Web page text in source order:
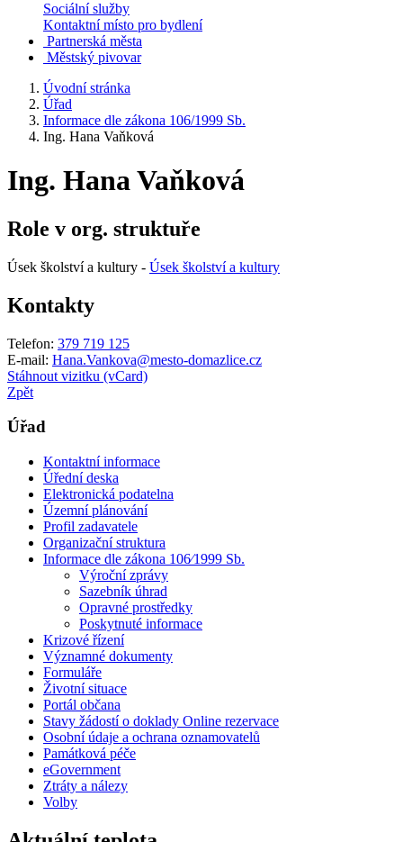
Sociální služby
Kontaktní místo pro bydlení
Partnerská města
Městský pivovar
Úvodní stránka
Úřad
Informace dle zákona 106/1999 Sb.
Ing. Hana Vaňková
Ing. Hana Vaňková
Role v org. struktuře
Úsek školství a kultury - Úsek školství a kultury
Kontakty
Telefon: 379 719 125
E-mail: Hana.Vankova@mesto-domazlice.cz
Stáhnout vizitku (vCard)
Zpět
Úřad
Kontaktní informace
Úřední deska
Elektronická podatelna
Územní plánování
Profil zadavatele
Organizační struktura
Informace dle zákona 106⁄1999 Sb.
Výroční zprávy
Sazebník úhrad
Opravné prostředky
Poskytnuté informace
Krizové řízení
Významné dokumenty
Formuláře
Životní situace
Portál občana
Stavy žádostí o doklady Online rezervace
Osobní údaje a ochrana oznamovatelů
Památková péče
eGovernment
Ztráty a nálezy
Volby